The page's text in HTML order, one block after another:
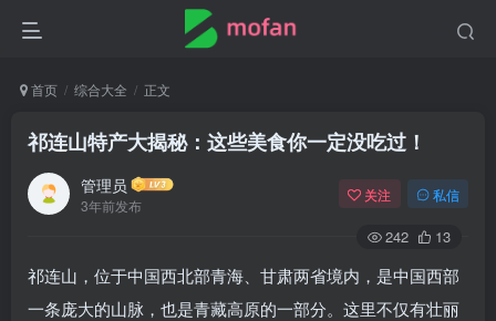
首页 综合大全 正文
祁连山特产大揭秘：这些美食你一定没吃过！
管理员
3年前发布
关注 私信
242 13
祁连山，位于中国西北部青海、甘肃两省境内，是中国西部
一条庞大的山脉，也是青藏高原的一部分。这里不仅有壮丽